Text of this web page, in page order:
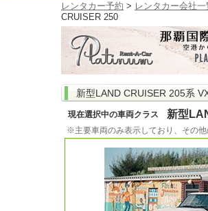
レンタカー予約 > レンタカー会社一
CRUISER 250
新型LAND CRUISER 205系
現在選択中の車両クラス 新型
※主要車両のみ表示しており、その他